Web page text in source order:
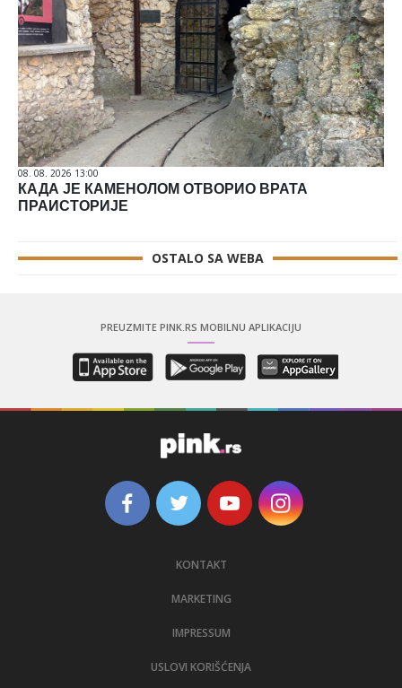
08. 08. 2026 13:00
КАДА ЈЕ КАМЕНОЛОМ ОТВОРИО ВРАТА
ПРАИСТОРИЈЕ
OSTALO SA WEBA
PREUZMITE PINK.RS MOBILNU APLIKACIJU
KONTAKT
MARKETING
IMPRESSUM
USLOVI KORIŠĆENJA